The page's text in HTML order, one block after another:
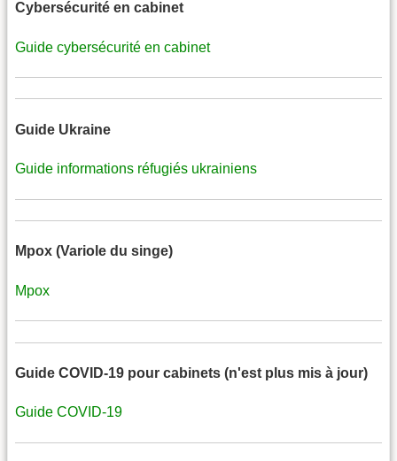
Cybersécurité en cabinet
Guide cybersécurité en cabinet
Guide Ukraine
Guide informations réfugiés ukrainiens
Mpox (Variole du singe)
Mpox
Guide COVID-19 pour cabinets (n'est plus mis à jour)
Guide COVID-19